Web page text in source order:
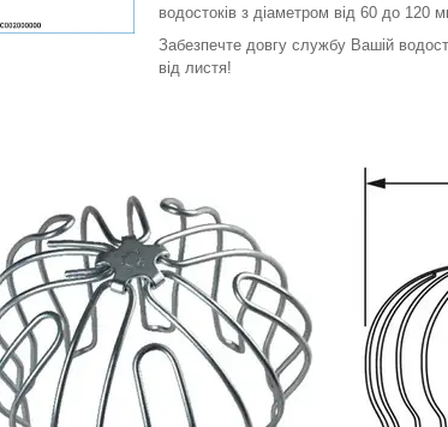
водостоків з діаметром від 60 до 120
Забезпечте довгу службу Вашій
від листя!